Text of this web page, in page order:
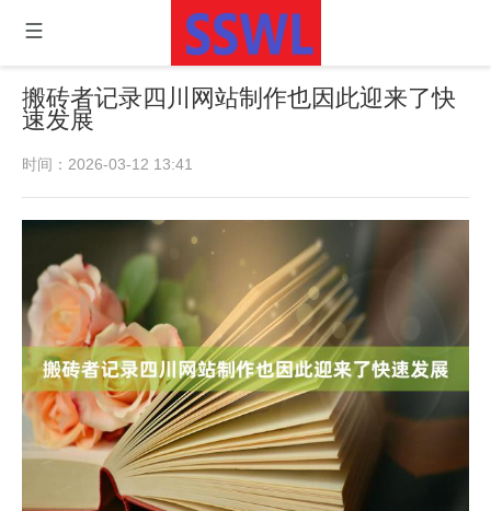
搬砖者记录四川网站制作也因此迎来了快
速发展
时间：2026-03-12 13:41